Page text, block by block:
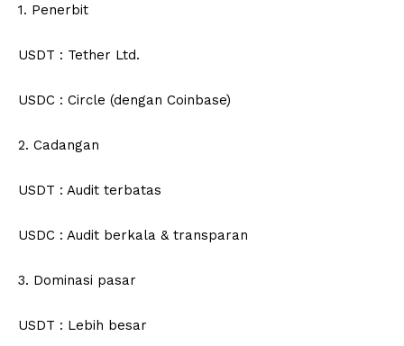
1. Penerbit
USDT : Tether Ltd.
USDC : Circle (dengan Coinbase)
2. Cadangan
USDT : Audit terbatas
USDC : Audit berkala & transparan
3. Dominasi pasar
USDT : Lebih besar